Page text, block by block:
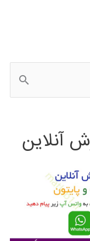
آنلاین